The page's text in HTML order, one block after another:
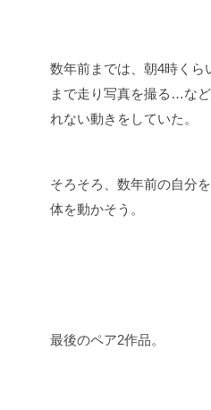
数年前までは、朝4時くら
まで走り写真を撮る…な
れない動きをしていた。
そろそろ、数年前の自分
体を動かそう。
最後のペア2作品。